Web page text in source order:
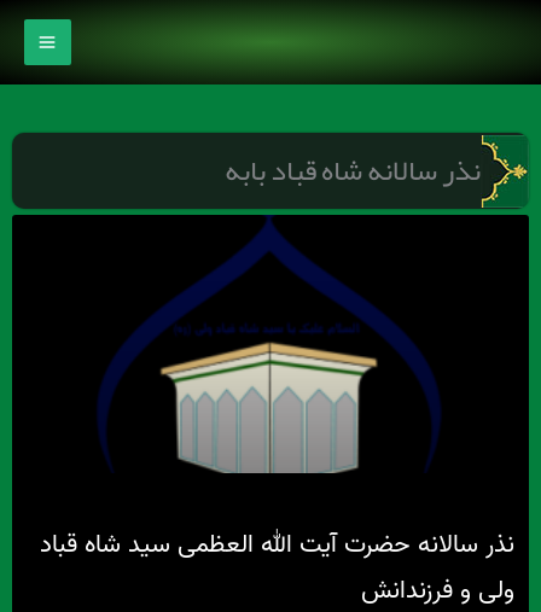
محتوا
نذر سالانه شاه قباد بابه
نذر سالانه حضرت آیت الله العظمی سید شاه قباد
ولی و فرزندانش